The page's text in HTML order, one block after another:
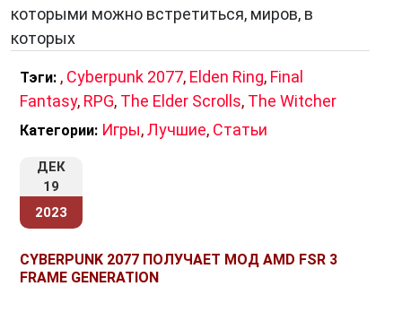
которыми можно встретиться, миров, в
которых
Тэги: , Cyberpunk 2077, Elden Ring, Final
Fantasy, RPG, The Elder Scrolls, The Witcher
Категории: Игры,Лучшие, Статьи
ДЕК
19
2023
CYBERPUNK 2077 ПОЛУЧАЕТ МОД AMD FSR 3
FRAME GENERATION